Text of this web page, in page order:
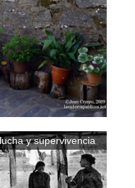
y supervivencia